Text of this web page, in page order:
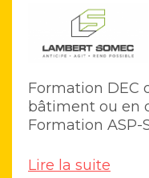
Formation DEC
bâtiment ou en
Formation ASP-
Lire la suite